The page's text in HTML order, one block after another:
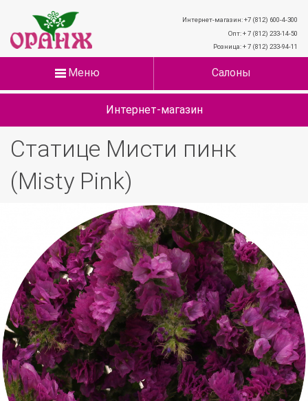
Интернет-магазин: +7 (812) 600-4-300
Опт: + 7 (812) 233-14-50
Розница: + 7 (812) 233-94-11
Меню Салоны
Интернет-магазин
Статице Мисти пинк
(Misty Pink)